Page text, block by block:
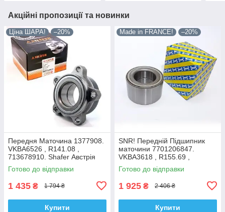
Акційні пропозиції та новинки
Ціна ШАРА! –20%
Передня Маточина 1377908.
VKBA6526 , R141.08 ,
713678910. Shafer Австрія
Готово до відправки
1 435 ₴ 1 794 ₴
Купити
Made in FRANCE! –20%
SNR! Передній Підшипник
маточини 7701206847.
VKBA3618 , R155.69 ,
713644120. Франція!
Готово до відправки
1 925 ₴ 2 406 ₴
Купити